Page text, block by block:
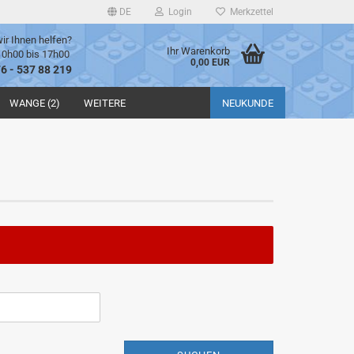
DE Login Merkzettel
Ihnen helfen?
bis 17h00
- 537 88 219
Ihr Warenkorb
0,00 EUR
WANGE (2) NEUKUNDE
WEITERE